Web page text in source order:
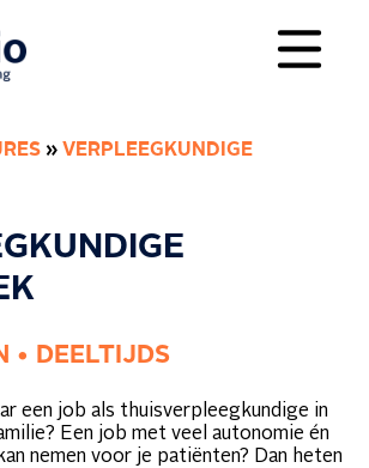
» VERPLEEGKUNDIGE
• DEELTIJDS
een job als thuisverpleegkundige in
Een job met veel autonomie én
nemen voor je patiënten? Dan heten